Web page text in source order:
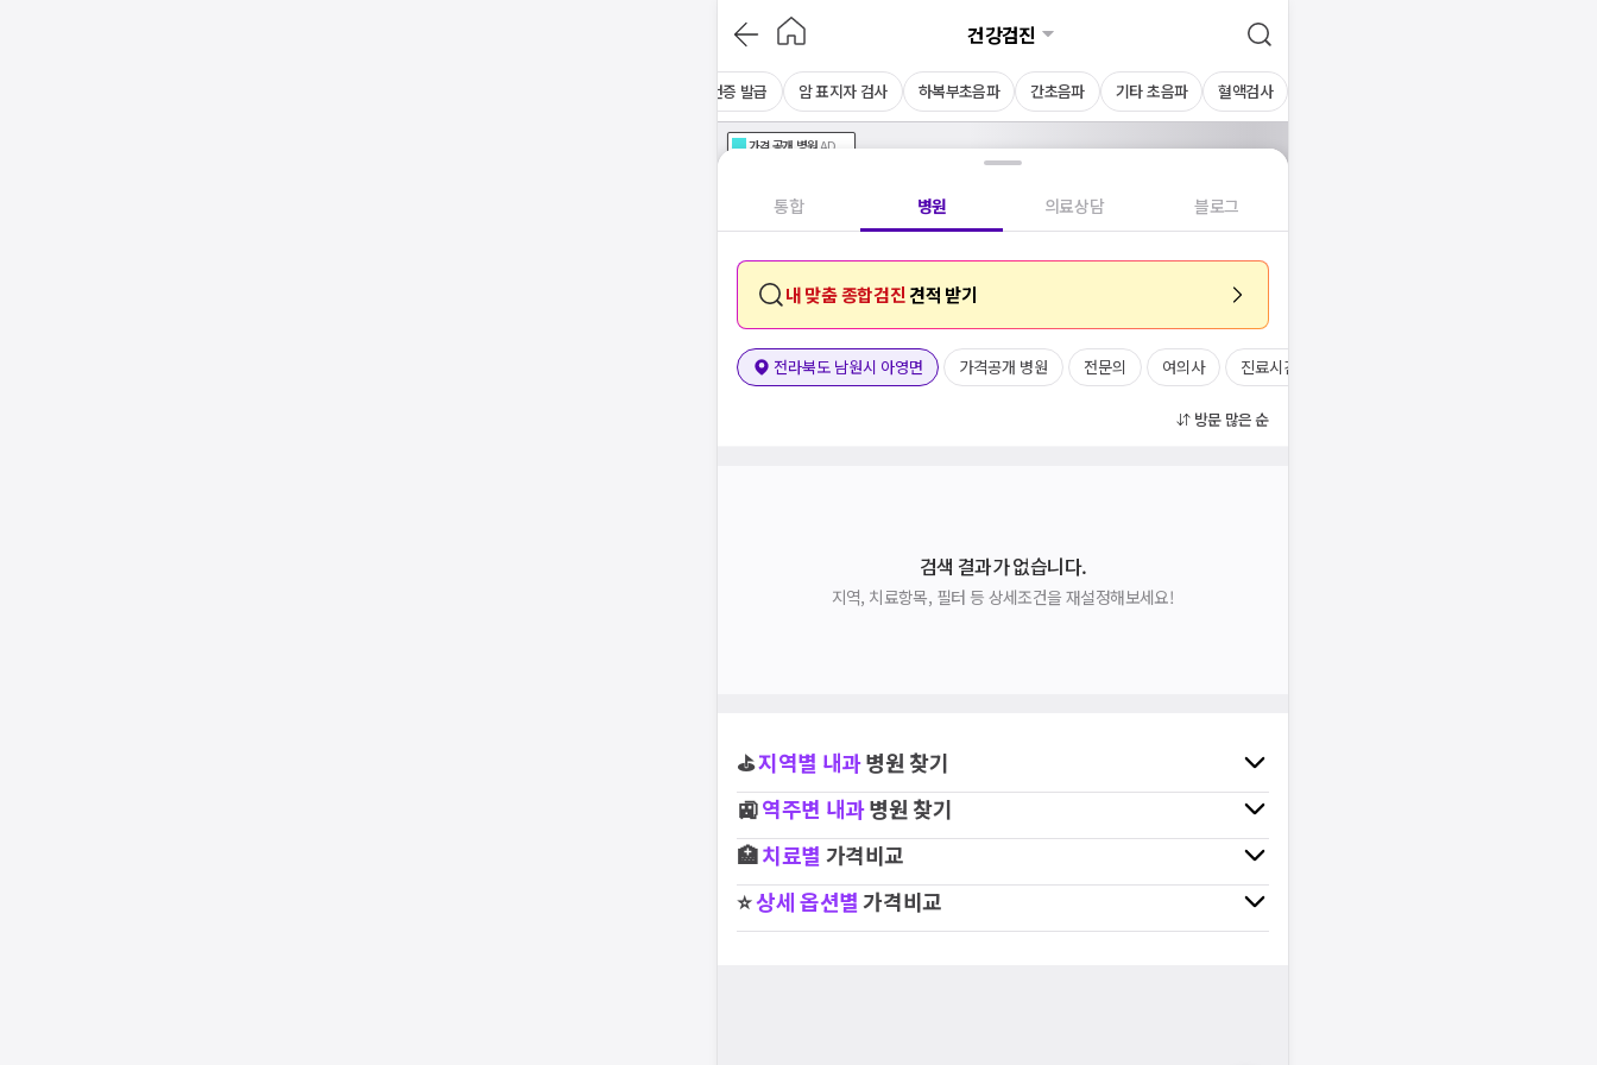
건강검진
보건증 발급 암 표지자 검사 하복부초음파 간초음파 기타 초음파 혈액검사
가격공개 병원AD
통합 병원 의료상담 블로그
내 맞춤 종합검진 견적 받기
전라북도 남원시 아영면 가격공개 병원 전문의 여의사 진료시간
방문 많은 순
검색 결과가 없습니다.
지역, 치료항목, 필터 등 상세조건을 재설정해보세요!
⛳지역별 내과병원 찾기
🚉역주변 내과병원 찾기
🏥치료별 가격비교
⭐상세 옵션별가격비교